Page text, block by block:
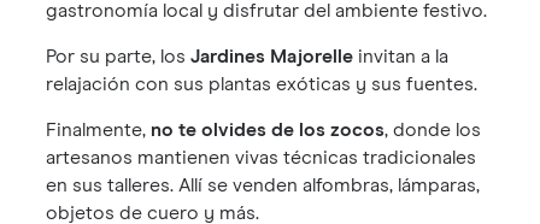
gastronomía local y disfrutar del ambiente festivo.
Por su parte, losJardines Majorelle invitan a la
relajación con sus plantas exóticas y sus fuentes.
Finalmente, no te olvides de los zocos, donde los
artesanos mantienen vivas técnicas tradicionales
en sus talleres. Allí se venden alfombras, lámparas,
objetos de cuero y más.